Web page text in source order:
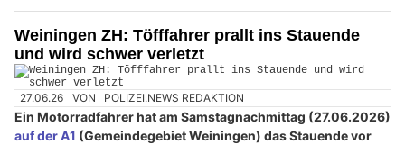
Weiningen ZH: Töfffahrer prallt ins Stauende
und wird schwer verletzt
27.06.26 VON POLIZEI.NEWS REDAKTION
Ein Motorradfahrer hat am Samstagnachmittag (27.06.2026)
auf der A1 (Gemeindegebiet Weiningen) das Stauende vor